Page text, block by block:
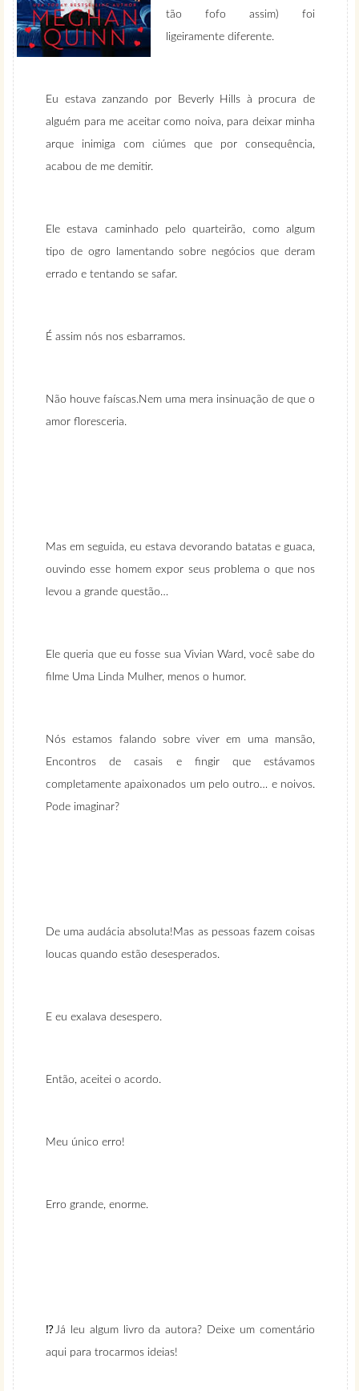
tão fofo assim) foi
ligeiramente diferente.
Eu estava zanzando por Beverly Hills à procura de
alguém para me aceitar como noiva, para deixar minha
arque inimiga com ciúmes que por consequência,
acabou de me demitir.
Ele estava caminhado pelo quarteirão, como algum
tipo de ogro lamentando sobre negócios que deram
errado e tentando se safar.
É assim nós nos esbarramos.
Não houve faíscas.Nem uma mera insinuação de que o
amor floresceria.
Mas em seguida, eu estava devorando batatas e guaca,
ouvindo esse homem expor seus problema o que nos
levou a grande questão…
Ele queria que eu fosse sua Vivian Ward, você sabe do
filme Uma Linda Mulher, menos o humor.
Nós estamos falando sobre viver em uma mansão,
Encontros de casais e fingir que estávamos
completamente apaixonados um pelo outro… e noivos.
Pode imaginar?
De uma audácia absoluta!Mas as pessoas fazem coisas
loucas quando estão desesperados.
E eu exalava desespero.
Então, aceitei o acordo.
Meu único erro!
Erro grande, enorme.
⁉️Já leu algum livro da autora? Deixe um comentário
aqui para trocarmos ideias!